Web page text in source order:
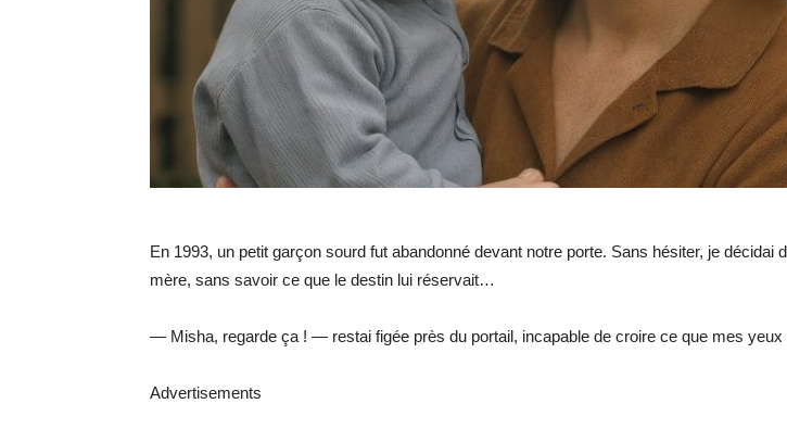
En 1993, un petit garçon sourd fut abandonné devant notre porte. Sans hésiter, je décidai
mère, sans savoir ce que le destin lui réservait…
— Misha, regarde ça ! — restai figée près du portail, incapable de croire ce que mes yeux
Advertisements